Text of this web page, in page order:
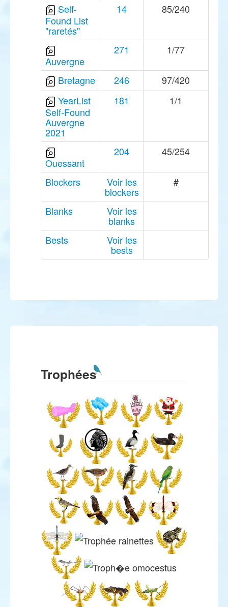
Self-
Found List
"raretés"
14 85/240
Auvergne
271 1/77
Bretagne 246
97/420
YearList
Self-Found
Auvergne
2021
181 1/1
Ouessant
204 45/254
Blockers Voir les
blockers
#
Blanks Voir les
blanks
Bests
Voir les
bests
Trophées